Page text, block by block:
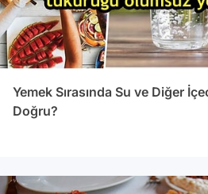
Yemek Sırasında Su ve Diğer
Doğru?